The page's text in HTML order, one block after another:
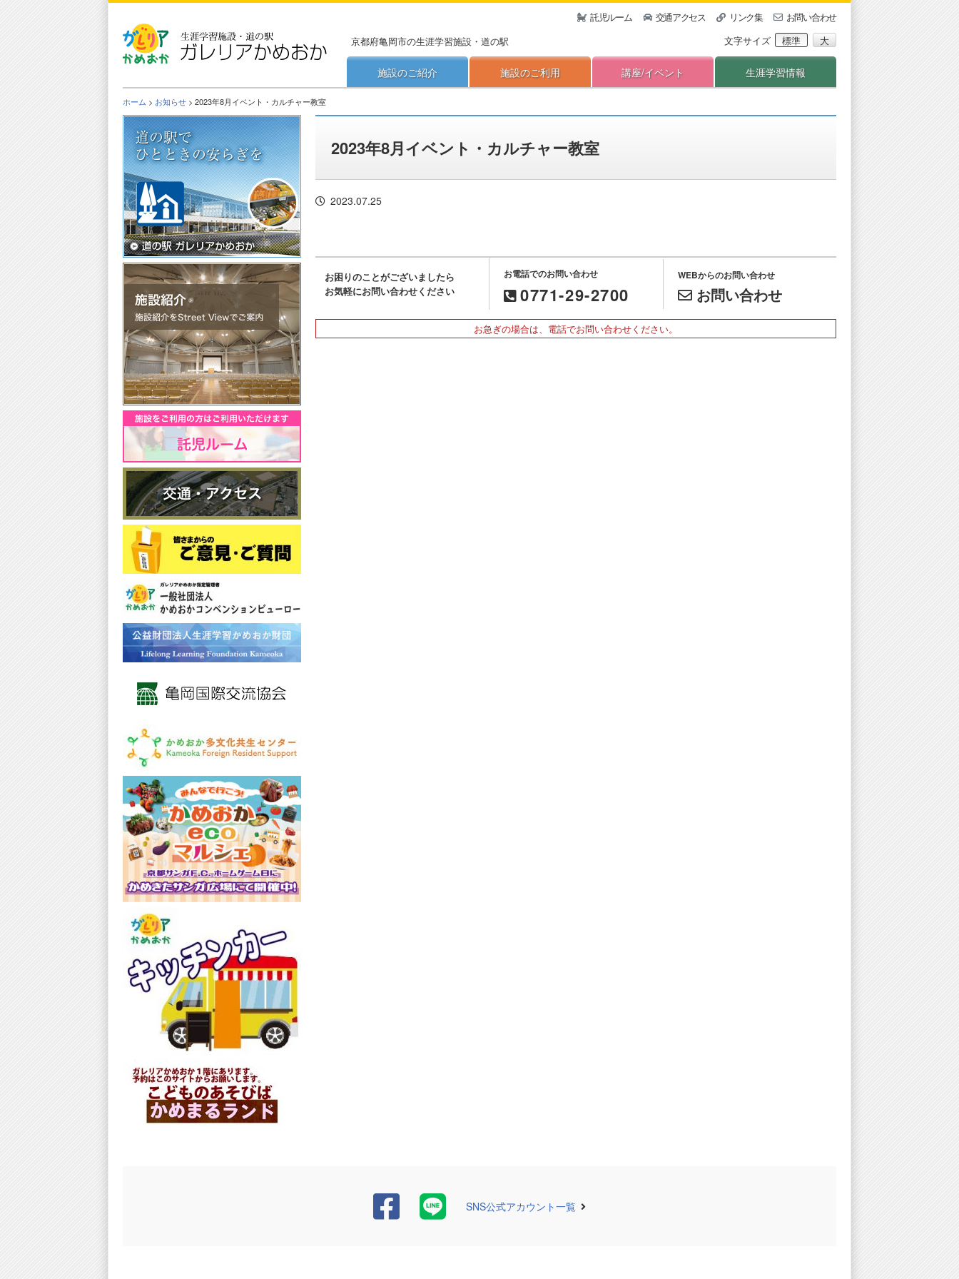
京都府亀岡市の生涯学習施設・道の駅
託児ルーム 交通アクセス リンク集
お問い合わせ
文字サイズ
標準 大
施設のご紹介 施設のご利用 講座/イベント 生涯学習情報
ホーム > お知らせ > 2023年8月イベント・カルチャー教室
2023年8月イベント・カルチャー教室
2023.07.25
お困りのことがございましたら
お気軽にお問い合わせください
お電話でのお問い合わせ
0771-29-2700
WEBからのお問い合わせ
お問い合わせ
お急ぎの場合は、電話でお問い合わせください。
SNS公式アカウント一覧